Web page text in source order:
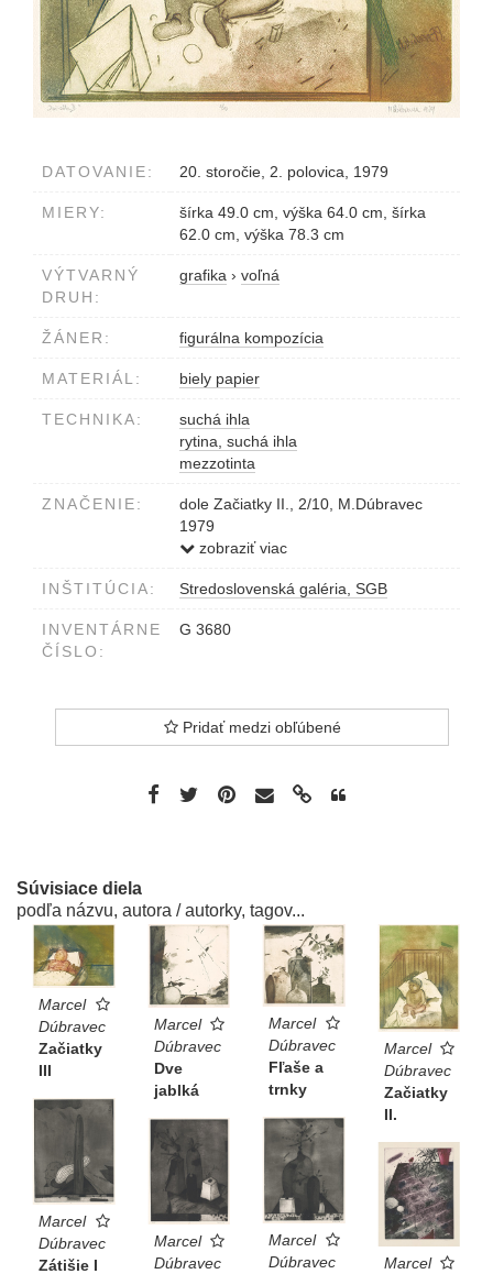
DATOVANIE: 20. storočie, 2. polovica, 1979
MIERY:
šírka 49.0 cm, výška 64.0 cm, šírka
62.0 cm, výška 78.3 cm
VÝTVARNÝ
DRUH:
grafika › voľná
ŽÁNER: figurálna kompozícia
MATERIÁL: biely papier
TECHNIKA:
suchá ihla
rytina, suchá ihla
mezzotinta
ZNAČENIE:
dole Začiatky II., 2/10, M.Dúbravec
1979
vpravo na okraji M.Dúbravec 79
zobraziť viac
INŠTITÚCIA: Stredoslovenská galéria, SGB
INVENTÁRNE
ČÍSLO:
G 3680
Pridať medzi obľúbené
Súvisiace diela
podľa názvu, autora / autorky, tagov...
Marcel
Dúbravec
Začiatky
III
Marcel
Dúbravec
Dve
jablká
Marcel
Dúbravec
Fľaše a
trnky
Marcel
Dúbravec
Začiatky
II.
Marcel
Dúbravec
Zátišie I
Marcel
Dúbravec
Marcel
Dúbravec
Marcel